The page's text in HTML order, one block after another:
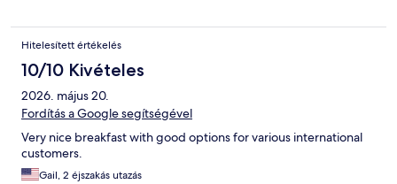
Hitelesített értékelés
10/10 Kivételes
2026. május 20.
Fordítás a Google segítségével
Very nice breakfast with good options for various international
customers.
Gail, 2 éjszakás utazás